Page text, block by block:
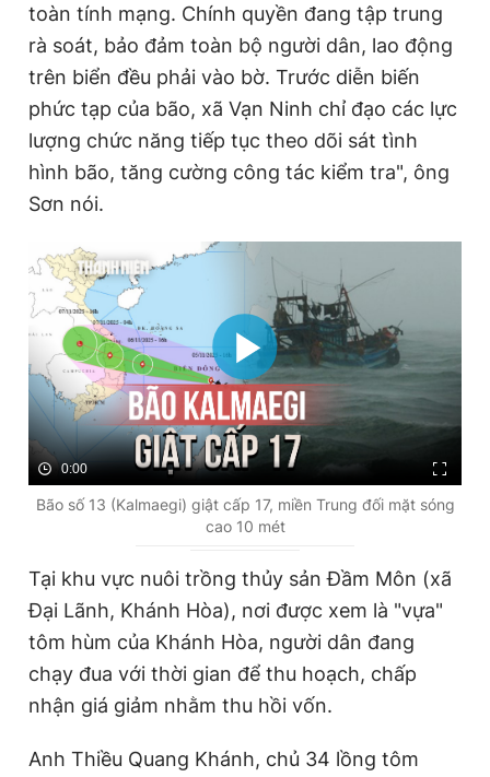
toàn tính mạng. Chính quyền đang tập trung
rà soát, bảo đảm toàn bộ người dân, lao động
trên biển đều phải vào bờ. Trước diễn biến
phức tạp của bão, xã Vạn Ninh chỉ đạo các lực
lượng chức năng tiếp tục theo dõi sát tình
hình bão, tăng cường công tác kiểm tra", ông
Sơn nói.
0:00
Bão số 13 (Kalmaegi) giật cấp 17, miền Trung đối mặt sóng
cao 10 mét
Tại khu vực nuôi trồng thủy sản Đầm Môn (xã
Đại Lãnh, Khánh Hòa), nơi được xem là "vựa"
tôm hùm của Khánh Hòa, người dân đang
chạy đua với thời gian để thu hoạch, chấp
nhận giá giảm nhằm thu hồi vốn.
Anh Thiều Quang Khánh, chủ 34 lồng tôm